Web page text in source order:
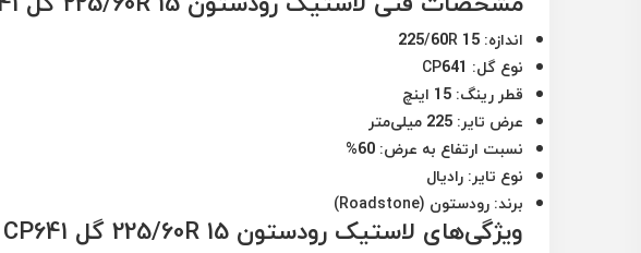
اندازه:
نوع گل:
قطر رینگ:
عرض تایر:
نسبت ارتفاع به عرض:
نوع تایر: رادیال
برند: رودستون (Roadstone)
ویژگی‌های لاستیک رودستون 225/60R 15 گل CP641